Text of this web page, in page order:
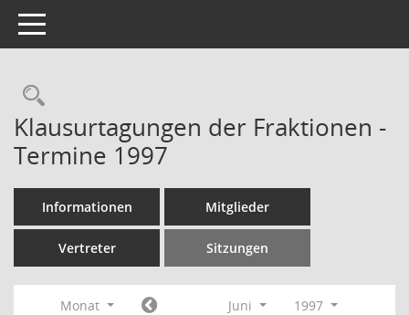
Toggle navigation
Rechercheauswahl
Klausurtagungen der Fraktionen -
Termine 1997
Informationen Mitglieder
Vertreter Sitzungen
Monat Juni
1997